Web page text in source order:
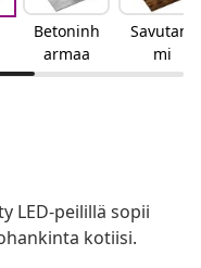
Betoninh
armaa
Savutam
mi
LED-peilillä sopii
kotiisi.